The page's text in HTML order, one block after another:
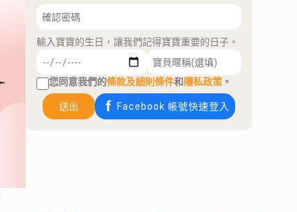
輸入寶寶的生日，讓我們記得寶寶重要的日子。
您同意我們的條款及細則條件和隱私政策 。
送出 Facebook 帳號快速登入